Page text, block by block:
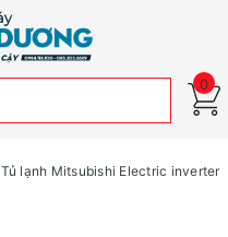
0
Tủ lạnh Mitsubishi Electric inverter